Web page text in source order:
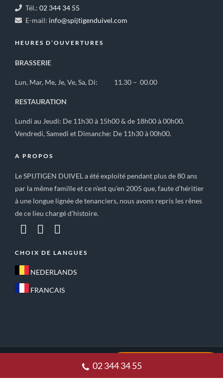
Tél.: 02 344 34 55
E-mail: info@spijtigenduivel.com
HEURES D’OUVERTURES
BRASSERIE
Lun, Mar, Me, Je, Ve, Sa, Di: 11.30 – 00.00
RESTAURATION
Lundi au Jeudi: De 11h30 à 15h00 & de 18h00 à 00h00.
Vendredi, Samedi et Dimanche: De 11h30 à 00h00.
A PROPOS
Le SPIJTIGEN DUIVEL a été exploité pendant plus de 80 ans
par la même famille et ce n’est qu’en 2005 que, faute d’héritier
à une longue lignée de tenanciers, nous avons repris les rênes
de ce lieu chargé d’histoire.
CHOIX DE LANGUES
NEDERLANDS
FRANCAIS
CONDITIONS GÉNÉRALES DE VENTE
02 344 34 55